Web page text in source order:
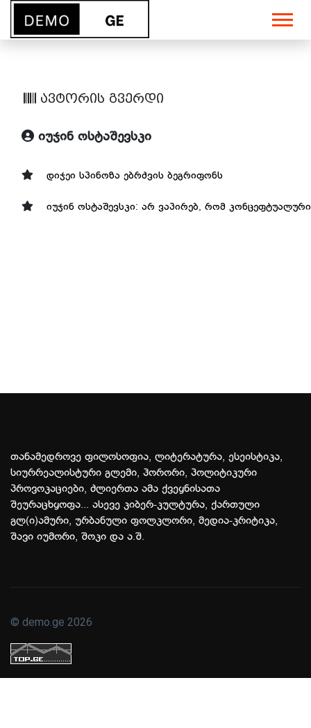
ავტორის გვერდი
იუჯინ ოსტაშევსკი
დიჯეი სპინოზა ებრძვის ბეგრიფონს
იუჯინ ოსტაშევსკი: არ ვაპირებ, რომ
თანამედროვე ფილოსოფია, ლიტერატურა, ესეისტიკა,
სიურრეალისტური გლემი, ჰორორი, პოლიტიკური
პროვოკაციები, ძლიერთა ამა ქვეყნისათა
შეურაცხყოფა... ასევე კიბერ-კულტურა, ქართული
გლ(ი)ამური, ურბანული ფოლკლორი, მედია-კრიტიკა,
შავი იუმორი, შოკი და ა.შ.
© demo.ge 2026